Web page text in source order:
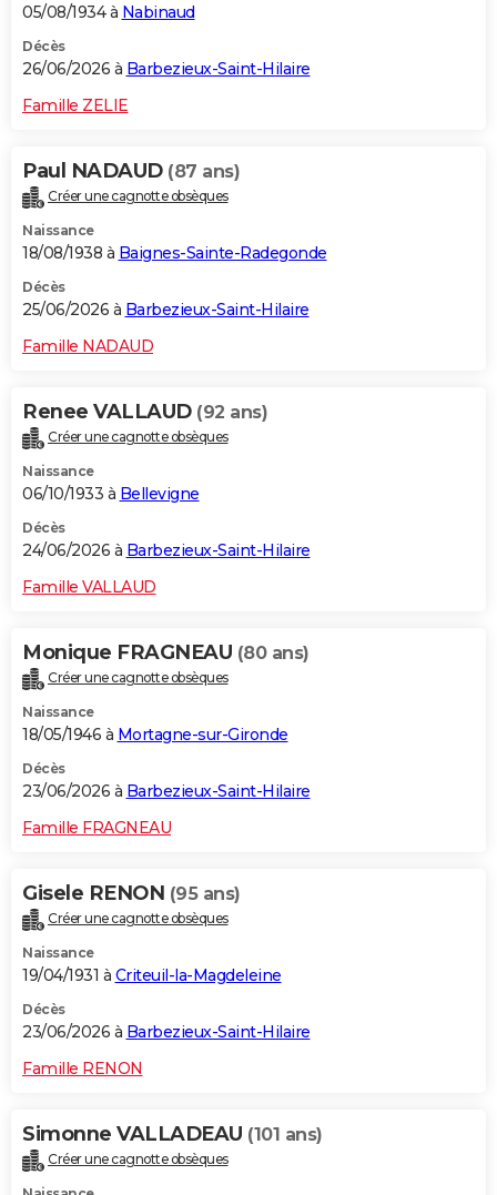
05/08/1934 à Nabinaud
Décès
26/06/2026 à Barbezieux-Saint-Hilaire
Famille ZELIE
Paul NADAUD (87 ans)
Créer une cagnotte obsèques
Naissance
18/08/1938 à Baignes-Sainte-Radegonde
Décès
25/06/2026 à Barbezieux-Saint-Hilaire
Famille NADAUD
Renee VALLAUD (92 ans)
Créer une cagnotte obsèques
Naissance
06/10/1933 à Bellevigne
Décès
24/06/2026 à Barbezieux-Saint-Hilaire
Famille VALLAUD
Monique FRAGNEAU (80 ans)
Créer une cagnotte obsèques
Naissance
18/05/1946 à Mortagne-sur-Gironde
Décès
23/06/2026 à Barbezieux-Saint-Hilaire
Famille FRAGNEAU
Gisele RENON (95 ans)
Créer une cagnotte obsèques
Naissance
19/04/1931 à Criteuil-la-Magdeleine
Décès
23/06/2026 à Barbezieux-Saint-Hilaire
Famille RENON
Simonne VALLADEAU (101 ans)
Créer une cagnotte obsèques